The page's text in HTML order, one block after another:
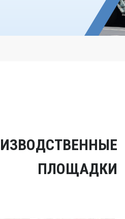
ПЛОЩАДКИ